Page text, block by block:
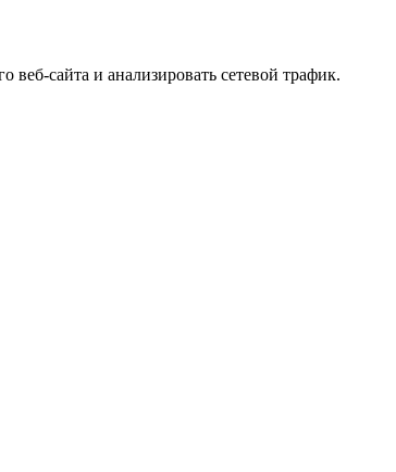
сайта и анализировать сетевой трафик.